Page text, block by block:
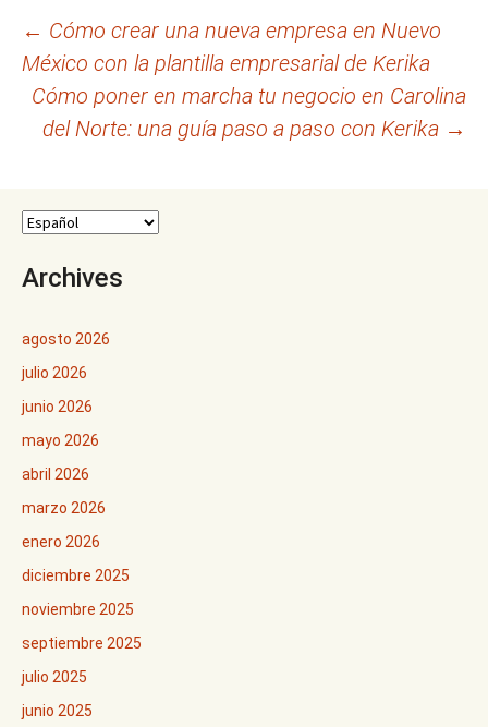
Navegación
de
entradas
← Cómo crear una nueva empresa en Nuevo
México con la plantilla empresarial de Kerika
Cómo poner en marcha tu negocio en Carolina
del Norte: una guía paso a paso con Kerika →
Archives
agosto 2026
julio 2026
junio 2026
mayo 2026
abril 2026
marzo 2026
enero 2026
diciembre 2025
noviembre 2025
septiembre 2025
julio 2025
junio 2025